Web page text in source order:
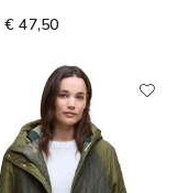
€ 47,50